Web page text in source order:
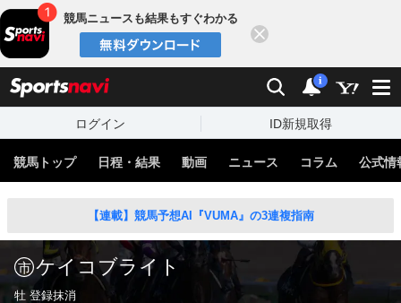
競馬ニュースも結果もすぐわかる
検索 通知
i
ログイン ID新規取得
競馬トップ 日程・結果 動画 ニュース コラム 公式情
【連載】競馬予想AI『VUMA』の3連複指南
ケイコブライト
牡 登録抹消